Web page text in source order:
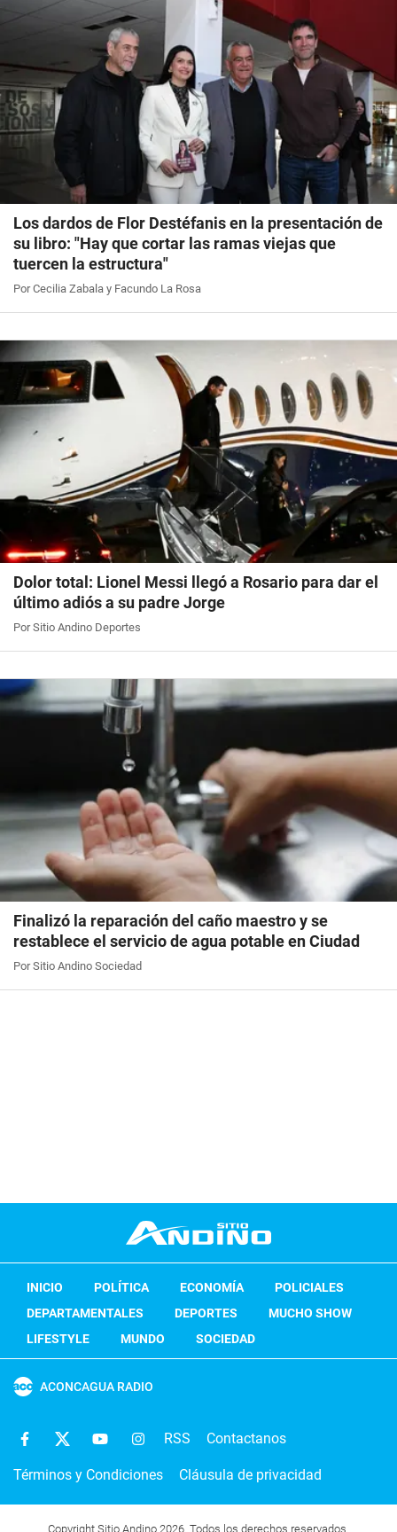
Los dardos de Flor Destéfanis en la presentación de
su libro: "Hay que cortar las ramas viejas que
tuercen la estructura"
Por Cecilia Zabala y Facundo La Rosa
Dolor total: Lionel Messi llegó a Rosario para dar el
último adiós a su padre Jorge
Por Sitio Andino Deportes
Finalizó la reparación del caño maestro y se
restablece el servicio de agua potable en Ciudad
Por Sitio Andino Sociedad
INICIO POLÍTICA ECONOMÍA
POLICIALES
DEPARTAMENTALES
DEPORTES
MUCHO SHOW
LIFESTYLE
MUNDO SOCIEDAD
ACONCAGUA RADIO
RSS Contactanos
Términos y Condiciones Cláusula de privacidad
Copyright Sitio Andino 2026. Todos los derechos reservados.